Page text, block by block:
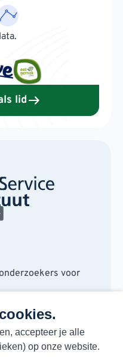
accepteer je alle
op onze website.
lid
voor